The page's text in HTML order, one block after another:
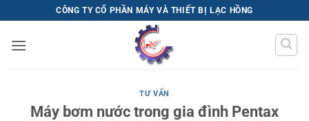
qua
nội
CÔNG TY CỔ PHẦN MÁY VÀ THIẾT BỊ LẠC HỒNG
TƯ VẤN
Máy bơm nước trong gia đình Pentax